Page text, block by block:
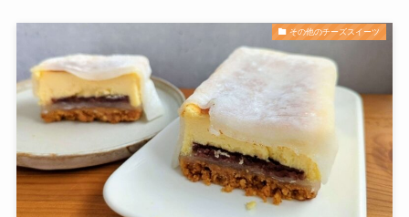
その他のチーズスイーツ